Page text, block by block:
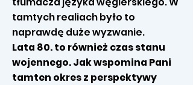
tamtych realiach było to
naprawdę duże wyzwanie.
Lata 80. to również czas stanu
wojennego. Jak wspomina Pani
tamten okres z perspektywy